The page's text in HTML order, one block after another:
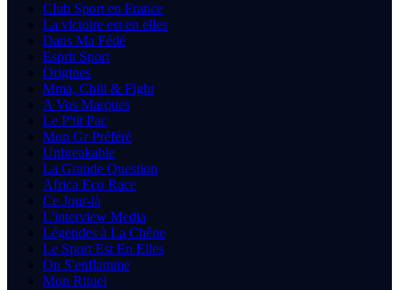
Club Sport en France
La victoire est en elles
Dans Ma Fédé
Esprit Sport
Origines
Mma, Chill & Fight
A Vos Marques
Le P'tit Pac
Mon Gr Préféré
Unbreakable
La Grande Question
Africa Eco Race
Ce Jour-là
L'interview Media
Légendes à La Chêne
Le Sport Est En Elles
On S'enflamme
Mon Rituel